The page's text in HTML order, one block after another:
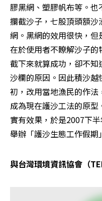
膠黑網、塑膠帆布等。
攔截沙子，七股頂頭額
網。黑網的效用很快，
在於使用者不瞭解沙子
截下來就算成功，卻不
沙欄的原因。因此積沙
初，改用當地漁民的作法
成為現在護沙工法的原
實有效果，於是2007下
舉辦「護沙生態工作假期
與台灣環境資訊協會（